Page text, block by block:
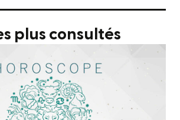
plus consultés